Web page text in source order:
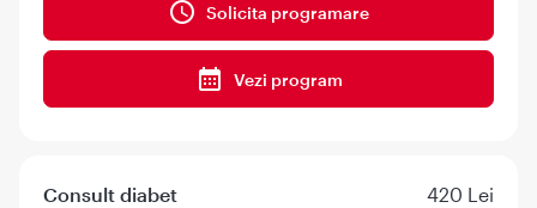
Solicita programare
Vezi program
Consult diabet 420 Lei